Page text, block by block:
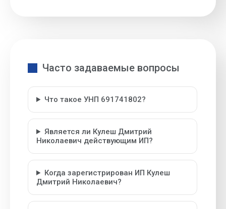
Часто задаваемые вопросы
Что такое УНП 691741802?
Является ли Кулеш Дмитрий
Николаевич действующим ИП?
Когда зарегистрирован ИП Кулеш
Дмитрий Николаевич?